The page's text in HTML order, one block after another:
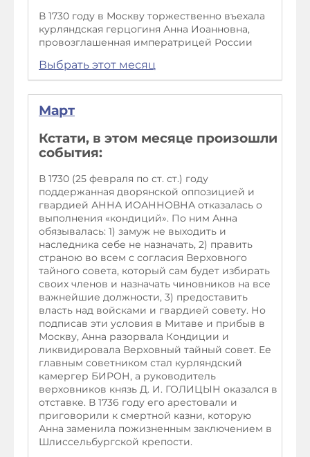
В 1730 году в Москву торжественно въехала
курляндская герцогиня Анна Иоанновна,
провозглашенная императрицей России
Выбрать этот месяц
Март
Кстати, в этом месяце произошли
события:
В 1730 (25 февраля по ст. ст.) году
поддержанная дворянской оппозицией и
гвардией АННА ИОАННОВНА отказалась о
выполнения «кондиций». По ним Анна
обязывалась: 1) замуж не выходить и
наследника себе не назначать, 2) править
страною во всем с согласия Верховного
тайного совета, который сам будет избирать
своих членов и назначать чиновников на все
важнейшие должности, 3) предоставить
власть над войсками и гвардией совету. Но
подписав эти условия в Митаве и прибыв в
Москву, Анна разорвала Кондиции и
ликвидировала Верховный тайный совет. Ее
главным советником стал курляндский
камергер БИРОН, а руководитель
верховников князь Д. И. ГОЛИЦЫН оказался в
отставке. В 1736 году его арестовали и
приговорили к смертной казни, которую
Анна заменила пожизненным заключением в
Шлиссельбургской крепости.